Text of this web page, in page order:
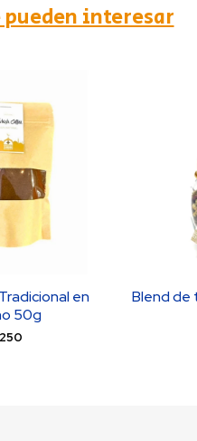
interesar
en
50g
250
Blend de